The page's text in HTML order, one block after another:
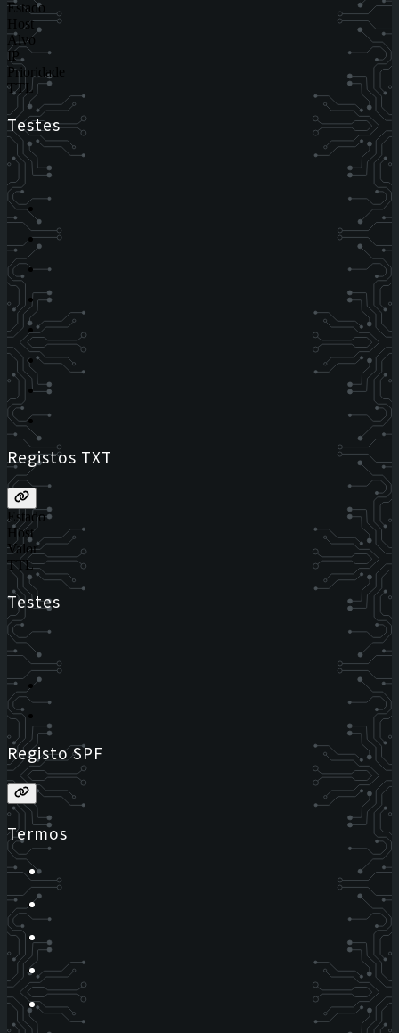
Estado
Host
Alvo
IP
Prioridade
TTL
Testes
Registos TXT
Estado
Host
Valor
TTL
Testes
Registo SPF
Termos